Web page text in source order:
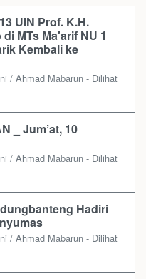
UIN Prof. K.H.
MTs Ma'arif NU 1
Kembali ke
/ Ahmad Mabarun - Dilihat
_ Jum’at, 10
/ Ahmad Mabarun - Dilihat
Hadiri
/ Ahmad Mabarun - Dilihat